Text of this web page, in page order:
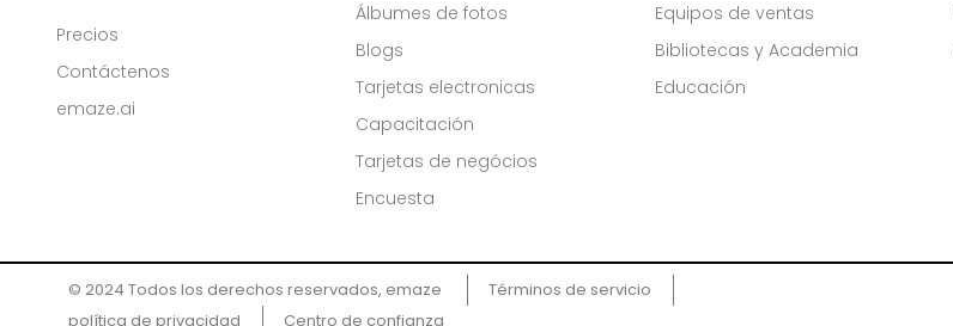
Precios
Contáctenos
emaze.ai
Álbumes de fotos
Blogs
Tarjetas electronicas
Capacitación
Tarjetas de negócios
Encuesta
Equipos de ventas
Bibliotecas y Academia
Educación
© 2024 Todos los derechos reservados, emaze ​
Términos de servicio
política de privacidad
Centro de confianza